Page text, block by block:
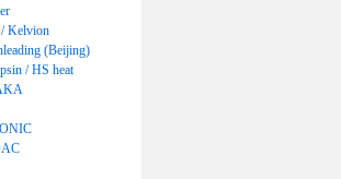
Kelvion
(Beijing)
/ HS heat